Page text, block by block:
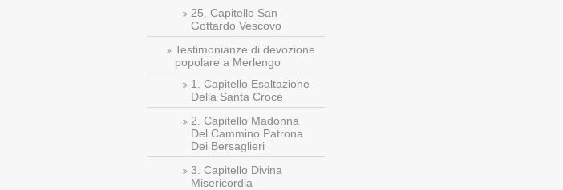
25. Capitello San
Gottardo Vescovo
Testimonianze di devozione
popolare a Merlengo
1. Capitello Esaltazione
Della Santa Croce
2. Capitello Madonna
Del Cammino Patrona
Dei Bersaglieri
3. Capitello Divina
Misericordia